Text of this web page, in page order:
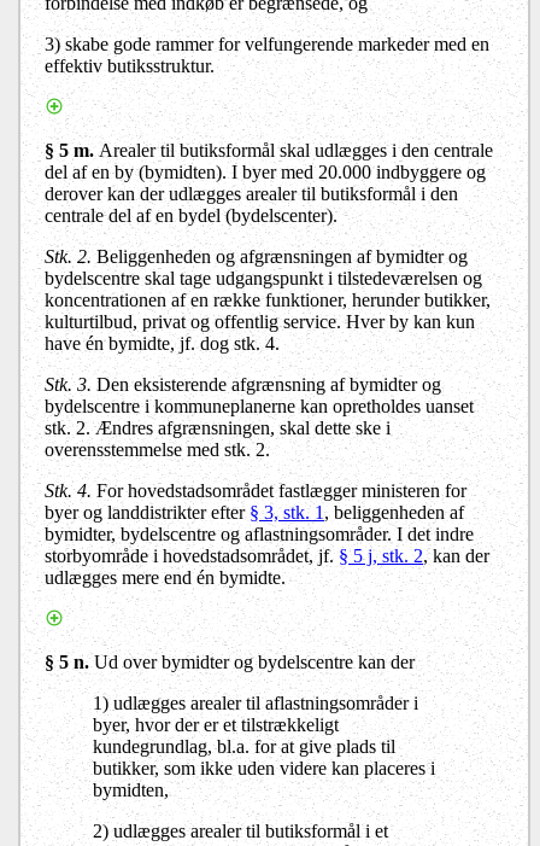
3) skabe gode rammer for velfungerende markeder med en
effektiv butiksstruktur.
§ 5 m. Arealer til butiksformål skal udlægges i den centrale
del af en by (bymidten). I byer med 20.000 indbyggere og
derover kan der udlægges arealer til butiksformål i den
centrale del af en bydel (bydelscenter).
Stk. 2. Beliggenheden og afgrænsningen af bymidter og
bydelscentre skal tage udgangspunkt i tilstedeværelsen og
koncentrationen af en række funktioner, herunder butikker,
kulturtilbud, privat og offentlig service. Hver by kan kun
have én bymidte, jf. dog stk. 4.
Stk. 3. Den eksisterende afgrænsning af bymidter og
bydelscentre i kommuneplanerne kan opretholdes uanset
stk. 2. Ændres afgrænsningen, skal dette ske i
overensstemmelse med stk. 2.
Stk. 4. For hovedstadsområdet fastlægger ministeren for
byer og landdistrikter efter§ 3, stk. 1, beliggenheden af
bymidter, bydelscentre og aflastningsområder. I det indre
storbyområde i hovedstadsområdet, jf.§ 5 j, stk. 2, kan der
udlægges mere end én bymidte.
§ 5 n.Ud over bymidter og bydelscentre kan der
1) udlægges arealer til aflastningsområder i
byer, hvor der er et tilstrækkeligt
kundegrundlag, bl.a. for at give plads til
butikker, som ikke uden videre kan placeres i
bymidten,
2) udlægges arealer til butiksformål i et